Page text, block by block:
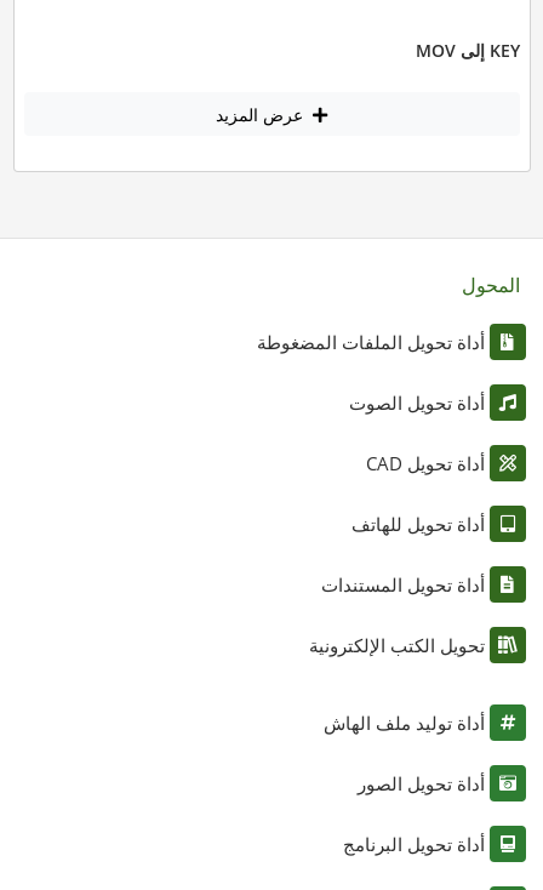
KEY إلى MOV
عرض المزيد
المحول
أداة تحويل الملفات المضغوطة
أداة تحويل الصوت
أداة تحويل CAD
أداة تحويل للهاتف
أداة تحويل المستندات
تحويل الكتب الإلكترونية
أداة توليد ملف الهاش
أداة تحويل الصور
أداة تحويل البرنامج